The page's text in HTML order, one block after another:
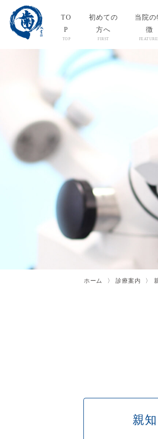
TO
P
TOP
初めての
方へ
FIRST
当院の
徴
ホーム 診療案内
親